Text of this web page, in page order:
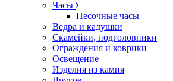
Часы
Песочные часы
Ведра и кадушки
Скамейки, подголовники
Ограждения и коврики
Освещение
Изделия из камня